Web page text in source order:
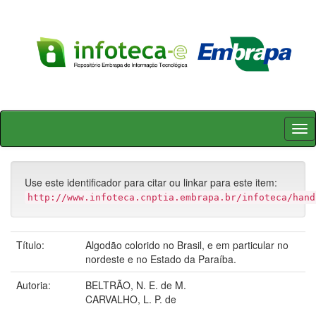
Skip
Use este identificador para citar ou linkar para este item:
http://www.infoteca.cnptia.embrapa.br/infoteca/
Título:
Algodão colorido no Brasil, e em particular no
nordeste e no Estado da Paraíba.
Autoria:
BELTRÃO, N. E. de M.
CARVALHO, L. P. de